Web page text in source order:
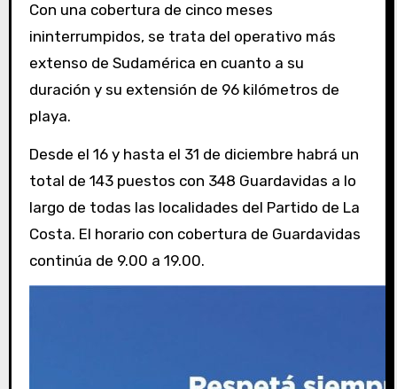
Con una cobertura de cinco meses
ininterrumpidos, se trata del operativo más
extenso de Sudamérica en cuanto a su
duración y su extensión de 96 kilómetros de
playa.
Desde el 16 y hasta el 31 de diciembre habrá un
total de 143 puestos con 348 Guardavidas a lo
largo de todas las localidades del Partido de La
Costa. El horario con cobertura de Guardavidas
continúa de 9.00 a 19.00.